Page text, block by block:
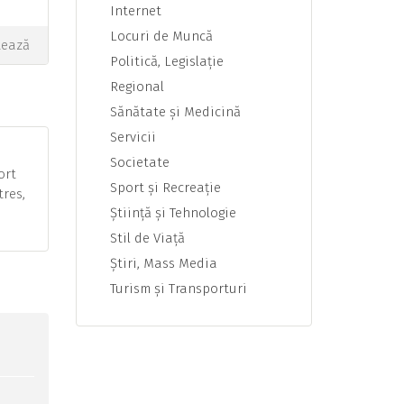
Internet
Locuri de Muncă
Politică, Legislaţie
Regional
Sănătate şi Medicină
Servicii
Societate
Sport şi Recreaţie
Ştiinţă şi Tehnologie
Stil de Viaţă
Ştiri, Mass Media
Turism şi Transporturi